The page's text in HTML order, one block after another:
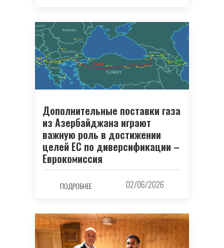
Дополнительные поставки газа
из Азербайджана играют
важную роль в достижении
целей ЕС по диверсификации –
Еврокомиссия
ПОДРОБНЕЕ 02/06/2026